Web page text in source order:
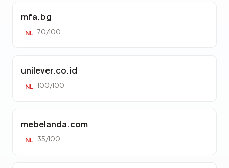
mfa.bg
NL 70/100
unilever.co.id
NL 100/100
mebelanda.com
NL 35/100